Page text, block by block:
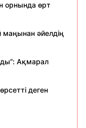
орнында өрт
маңынан әйелдің
Ақмарал
деген